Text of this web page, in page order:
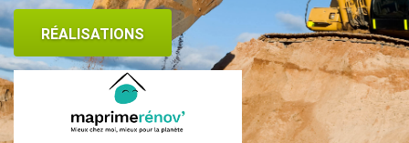
RÉALISATIONS